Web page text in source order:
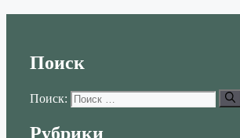
Поиск
Поиск:
Рубрики